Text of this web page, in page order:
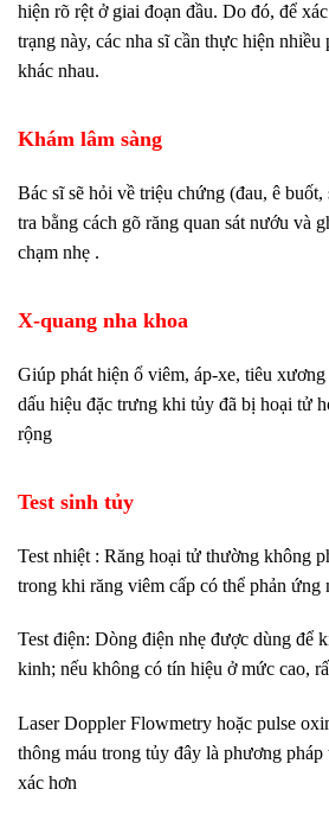
hiện rõ rệt ở giai đoạn đầu. Do đó, để
trạng này, các nha sĩ cần thực hiện nhiều
khác nhau.
Khám lâm sàng
Bác sĩ sẽ hỏi về triệu chứng (đau, ê
tra bằng cách gõ răng quan sát nướu và
chạm nhẹ .
X‑quang nha khoa
Giúp phát hiện ổ viêm, áp‑xe, tiêu
dấu hiệu đặc trưng khi tủy đã bị hoại tử
rộng
Test sinh tủy
Test nhiệt : Răng hoại tử thường không
trong khi răng viêm cấp có thể phản ứng
Test điện: Dòng điện nhẹ được dùng để
kinh; nếu không có tín hiệu ở mức cao,
Laser Doppler Flowmetry hoặc pulse
thông máu trong tủy đây là phương
xác hơn